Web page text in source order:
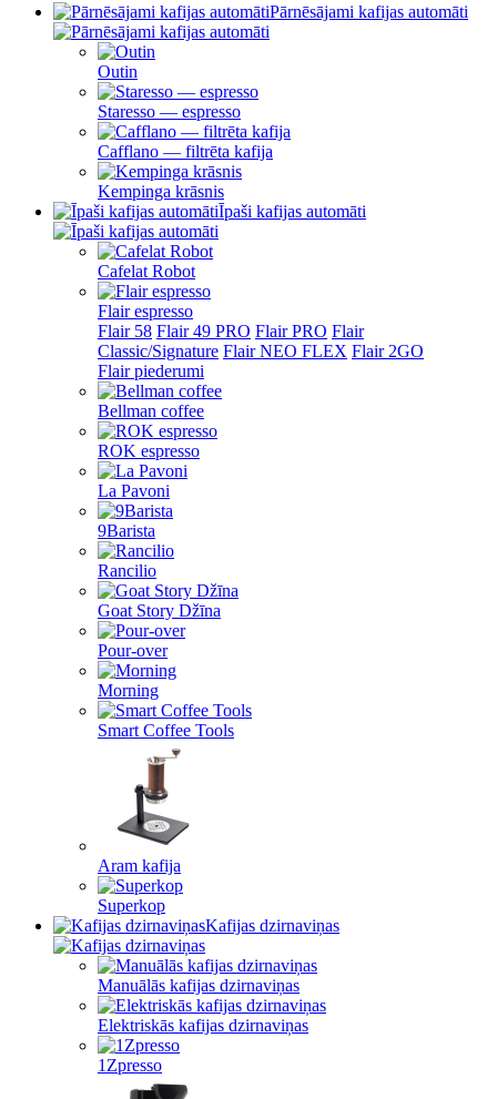
Pārnēsājami kafijas automāti
Outin
Staresso — espresso
Cafflano — filtrēta kafija
Kempinga krāsnis
Īpaši kafijas automāti
Cafelat Robot
Flair espresso
Flair 58 Flair 49 PRO Flair PRO Flair
Classic/Signature Flair NEO FLEX Flair 2GO
Flair piederumi
Bellman coffee
ROK espresso
La Pavoni
9Barista
Rancilio
Goat Story Džīna
Pour-over
Morning
Smart Coffee Tools
Aram kafija
Superkop
Kafijas dzirnaviņas
Manuālās kafijas dzirnaviņas
Elektriskās kafijas dzirnaviņas
1Zpresso